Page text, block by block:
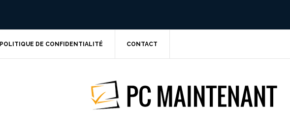
POLITIQUE DE CONFIDENTIALITÉ CONTACT